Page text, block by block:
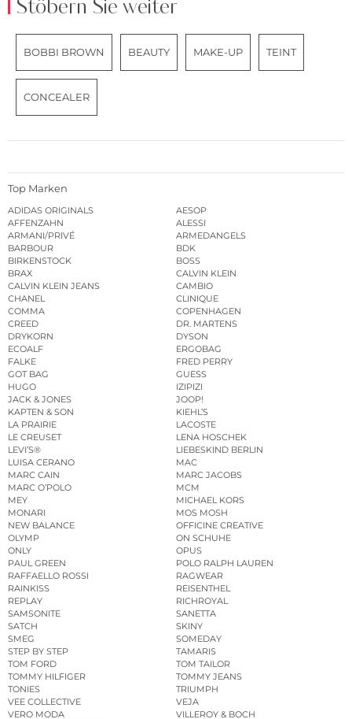
Stöbern Sie weiter
BOBBI BROWN BEAUTY MAKE-UP TEINT
CONCEALER
Top Marken
ADIDAS ORIGINALS
AESOP
AFFENZAHN
ALESSI
ARMANI/PRIVÉ
ARMEDANGELS
BARBOUR
BDK
BIRKENSTOCK
BOSS
BRAX
CALVIN KLEIN
CALVIN KLEIN JEANS
CAMBIO
CHANEL
CLINIQUE
COMMA
COPENHAGEN
CREED
DR. MARTENS
DRYKORN
DYSON
ECOALF
ERGOBAG
FALKE
FRED PERRY
GOT BAG
GUESS
HUGO
IZIPIZI
JACK & JONES
JOOP!
KAPTEN & SON
KIEHL’S
LA PRAIRIE
LACOSTE
LE CREUSET
LENA HOSCHEK
LEVI’S®
LIEBESKIND BERLIN
LUISA CERANO
MAC
MARC CAIN
MARC JACOBS
MARC O’POLO
MCM
MEY
MICHAEL KORS
MONARI
MOS MOSH
NEW BALANCE
OFFICINE CREATIVE
OLYMP
ON SCHUHE
ONLY
OPUS
PAUL GREEN
POLO RALPH LAUREN
RAFFAELLO ROSSI
RAGWEAR
RAINKISS
REISENTHEL
REPLAY
RICHROYAL
SAMSONITE
SANETTA
SATCH
SKINY
SMEG
SOMEDAY
STEP BY STEP
TAMARIS
TOM FORD
TOM TAILOR
TOMMY HILFIGER
TOMMY JEANS
TONIES
TRIUMPH
VEE COLLECTIVE
VEJA
VERO MODA
VILLEROY & BOCH